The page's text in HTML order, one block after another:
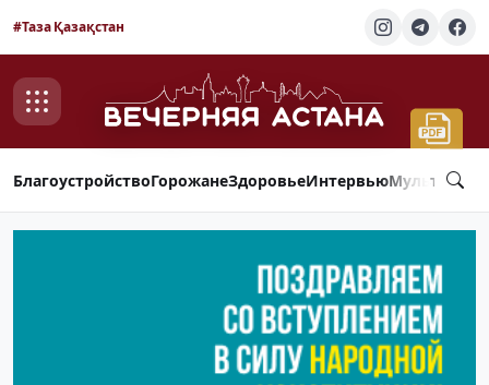
#Таза Қазақстан
БлагоустройствоГорожанеЗдоровьеИнтервью